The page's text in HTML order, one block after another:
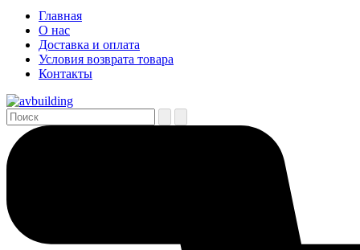
Главная
О нас
Доставка и оплата
Условия возврата товара
Контакты